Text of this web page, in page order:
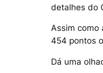
detalhes do
Assim como
454 pontos
Dá uma